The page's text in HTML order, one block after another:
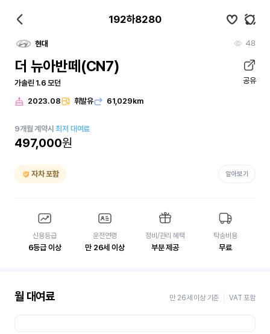
192하8280
현대 48
더 뉴아반떼(CN7)
가솔린 1.6 모던 공유
2023.08 휘발유 61,029km
9개월 계약시최저 대여료
497,000원
자차 포함 알아보기
신용등급
6등급 이상
운전연령
만 26세 이상
정비/관리 혜택
부분 제공
탁송비용
무료
월 대여료 만 26세 이상 기준 VAT 포함